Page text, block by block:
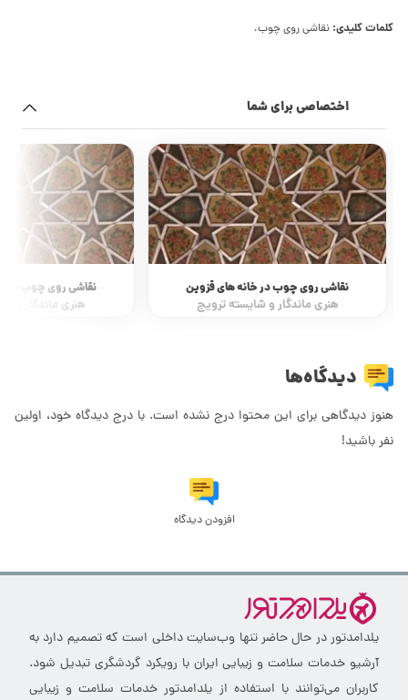
کلمات کلیدی: نقاشی روی چوب،
اختصاصی برای شما
نقاشی روی چوب در خانه های قزوین
هنری ماندگار و شایسته ترویج
نقاشی روی چوب در
هنری ماندگار و
دیدگاه‌ها
هنوز دیدگاهی برای این محتوا درج نشده است. با درج دیدگاه خود، اولین
نفر باشید!
افزودن دیدگاه
یلدامدتور در حال حاضر تنها وب‌سایت داخلی است که تصمیم دارد به
آرشیو خدمات سلامت و زیبایی ایران با رویکرد گردشگری تبدیل شود.
کاربران می‌توانند با استفاده از یلدامدتور خدمات سلامت و زیبایی